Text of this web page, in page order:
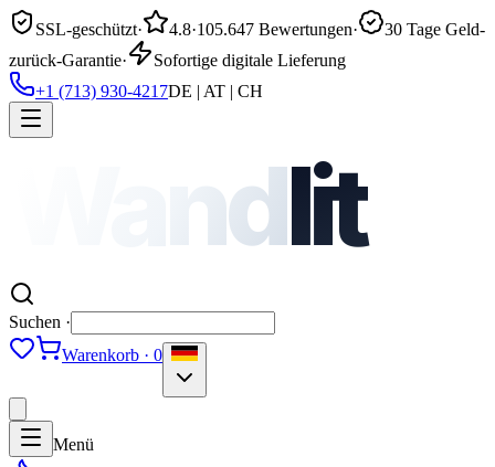
SSL-geschützt· 4.8·105.647 Bewertungen·
30 Tage Geld-
zurück-Garantie·
Sofortige digitale Lieferung
+1 (713) 930-4217DE | AT | CH
Wandlit
Suchen ·
Warenkorb · 0
Menü